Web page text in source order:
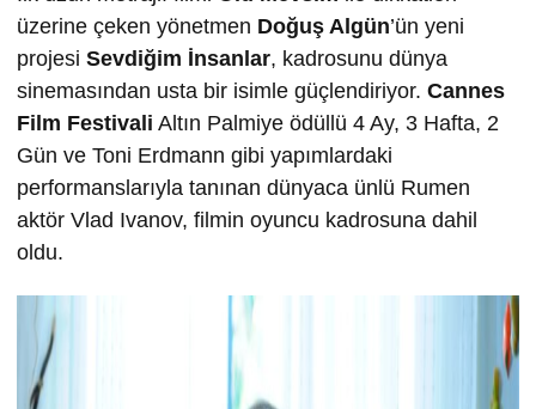
üzerine çeken yönetmen Doğuş Algün’ün yeni
projesi Sevdiğim İnsanlar, kadrosunu dünya
sinemasından usta bir isimle güçlendiriyor. Cannes
Film Festivali Altın Palmiye ödüllü 4 Ay, 3 Hafta, 2
Gün ve Toni Erdmann gibi yapımlardaki
performanslarıyla tanınan dünyaca ünlü Rumen
aktör Vlad Ivanov, filmin oyuncu kadrosuna dahil
oldu.